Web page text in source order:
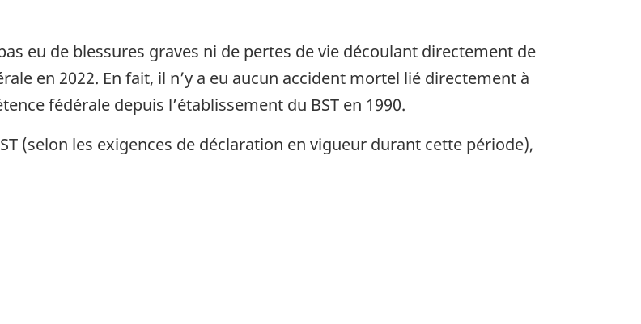
eu de blessures graves ni de pertes de vie découlant directement de
en 2022. En fait, il n’y a eu aucun accident mortel lié directement à
fédérale depuis l’établissement du BST en 1990.
(selon les exigences de déclaration en vigueur durant cette période),